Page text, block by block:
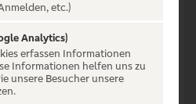
NICHT
etc.)
Analytics)
erfassen Informationen
Informationen helfen uns zu
unsere Besucher unsere